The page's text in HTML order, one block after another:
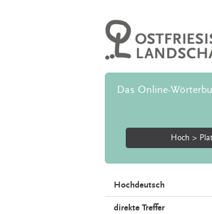
Das Online-
Hoch >
Hochdeutsch
direkte Treffer